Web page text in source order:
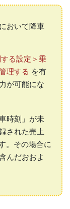
おいて降車
る設定＞乗
理する を有
が可能にな
時刻」が未
された売上
。その場合に
んだおおよ